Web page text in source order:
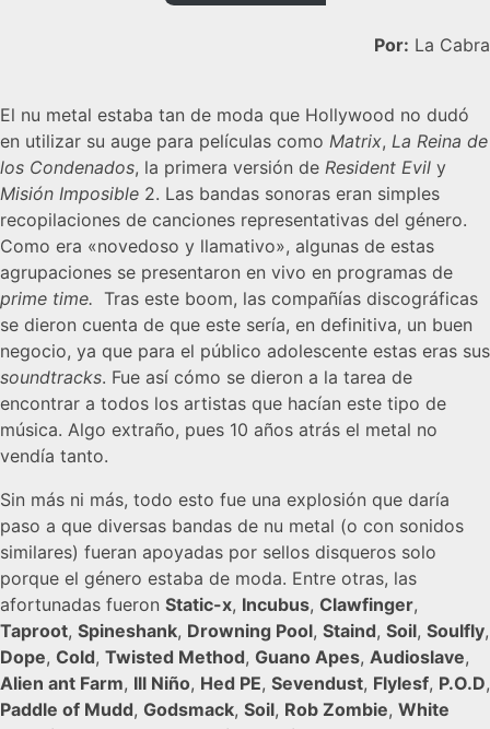
Por: La Cabra
El nu metal estaba tan de moda que Hollywood no dudó
en utilizar su auge para películas como Matrix, La Reina de
los Condenados, la primera versión de Resident Evil y
Misión Imposible 2. Las bandas sonoras eran simples
recopilaciones de canciones representativas del género.
Como era «novedoso y llamativo», algunas de estas
agrupaciones se presentaron en vivo en programas de
prime time. Tras este boom, las compañías discográficas
se dieron cuenta de que este sería, en definitiva, un buen
negocio, ya que para el público adolescente estas eras sus
soundtracks. Fue así cómo se dieron a la tarea de
encontrar a todos los artistas que hacían este tipo de
música. Algo extraño, pues 10 años atrás el metal no
vendía tanto.
Sin más ni más, todo esto fue una explosión que daría
paso a que diversas bandas de nu metal (o con sonidos
similares) fueran apoyadas por sellos disqueros solo
porque el género estaba de moda. Entre otras, las
afortunadas fueron Static-x, Incubus, Clawfinger,
Taproot, Spineshank, Drowning Pool, Staind, Soil, Soulfly,
Dope, Cold, Twisted Method, Guano Apes, Audioslave,
Alien ant Farm, Ill Niño, Hed PE, Sevendust, Flylesf, P.O.D,
Paddle of Mudd, Godsmack, Soil, Rob Zombie, White